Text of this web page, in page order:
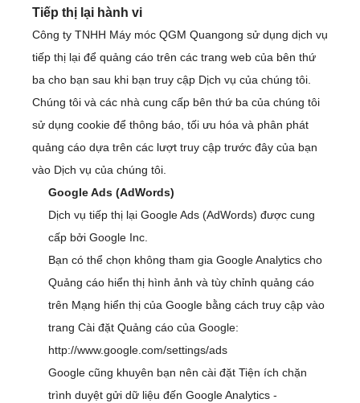
Tiếp thị lại hành vi
Công ty TNHH Máy móc QGM Quangong sử dụng dịch vụ
tiếp thị lại để quảng cáo trên các trang web của bên thứ
ba cho bạn sau khi bạn truy cập Dịch vụ của chúng tôi.
Chúng tôi và các nhà cung cấp bên thứ ba của chúng tôi
sử dụng cookie để thông báo, tối ưu hóa và phân phát
quảng cáo dựa trên các lượt truy cập trước đây của bạn
vào Dịch vụ của chúng tôi.
Google Ads (AdWords)
Dịch vụ tiếp thị lại Google Ads (AdWords) được cung
cấp bởi Google Inc.
Bạn có thể chọn không tham gia Google Analytics cho
Quảng cáo hiển thị hình ảnh và tùy chỉnh quảng cáo
trên Mạng hiển thị của Google bằng cách truy cập vào
trang Cài đặt Quảng cáo của Google:
http://www.google.com/settings/ads
Google cũng khuyên bạn nên cài đặt Tiện ích chặn
trình duyệt gửi dữ liệu đến Google Analytics -